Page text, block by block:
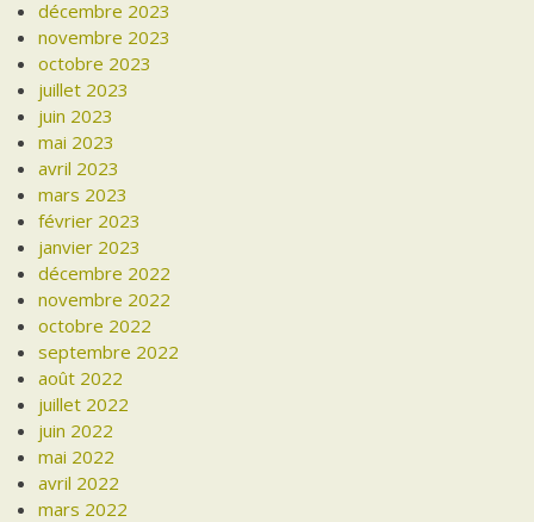
décembre 2023
novembre 2023
octobre 2023
juillet 2023
juin 2023
mai 2023
avril 2023
mars 2023
février 2023
janvier 2023
décembre 2022
novembre 2022
octobre 2022
septembre 2022
août 2022
juillet 2022
juin 2022
mai 2022
avril 2022
mars 2022